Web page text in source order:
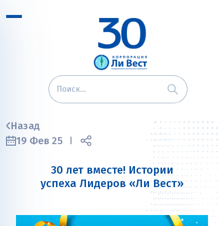
Назад
19 Фев 25
30 лет вместе! Истории
успеха Лидеров «Ли Вест»